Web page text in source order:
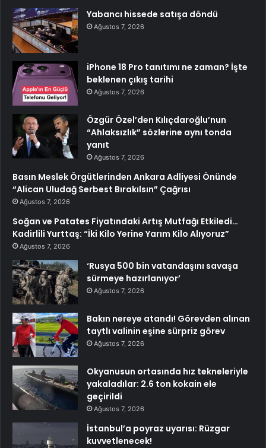
Yabancı hissede satışa döndü
Ağustos 7, 2026
iPhone 18 Pro tanıtımı ne zaman? İşte
beklenen çıkış tarihi
Ağustos 7, 2026
Özgür Özel’den Kılıçdaroğlu’nun
“Ahlaksızlık” sözlerine aynı tonda
yanıt
Ağustos 7, 2026
Basın Meslek Örgütlerinden Ankara Adliyesi Önünde
“Alican Uludağ Serbest Bırakılsın” Çağrısı
Ağustos 7, 2026
Soğan ve Patates Fiyatındaki Artış Mutfağı Etkiledi…
Kadirlili Yurttaş: “İki Kilo Yerine Yarım Kilo Alıyoruz”
Ağustos 7, 2026
‘Rusya 500 bin vatandaşını savaşa
sürmeye hazırlanıyor’
Ağustos 7, 2026
Bakın nereye atandı! Görevden alınan
taytlı valinin eşine sürpriz görev
Ağustos 7, 2026
Okyanusun ortasında hız tekneleriyle
yakaladılar: 2.6 ton kokain ele
geçirildi
Ağustos 7, 2026
İstanbul’a poyraz uyarısı: Rüzgar
kuvvetlenecek!